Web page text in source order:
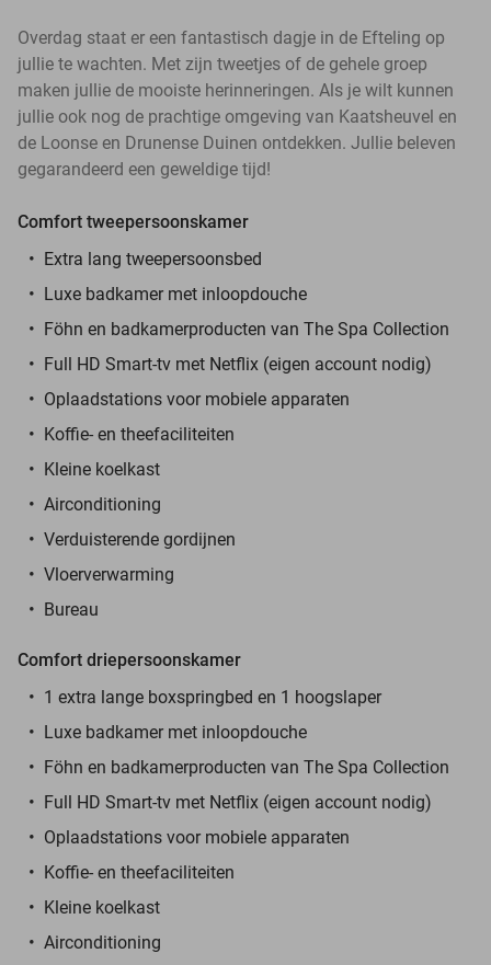
Overdag staat er een fantastisch dagje in de Efteling op
jullie te wachten. Met zijn tweetjes of de gehele groep
maken jullie de mooiste herinneringen. Als je wilt kunnen
jullie ook nog de prachtige omgeving van Kaatsheuvel en
de Loonse en Drunense Duinen ontdekken. Jullie beleven
gegarandeerd een geweldige tijd!
Comfort tweepersoonskamer
Extra lang tweepersoonsbed
Luxe badkamer met inloopdouche
Föhn en badkamerproducten van The Spa Collection
Full HD Smart-tv met Netflix (eigen account nodig)
Oplaadstations voor mobiele apparaten
Koffie- en theefaciliteiten
Kleine koelkast
Airconditioning
Verduisterende gordijnen
Vloerverwarming
Bureau
Comfort driepersoonskamer
1 extra lange boxspringbed en 1 hoogslaper
Luxe badkamer met inloopdouche
Föhn en badkamerproducten van The Spa Collection
Full HD Smart-tv met Netflix (eigen account nodig)
Oplaadstations voor mobiele apparaten
Koffie- en theefaciliteiten
Kleine koelkast
Airconditioning